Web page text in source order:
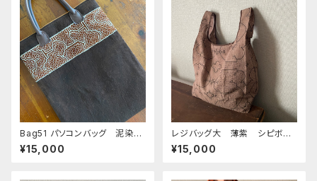
Bag51 パソコンバッグ 泥染め
茶地白刺繍本革持ち手 全面
草木染め 28x36cm シピボ族
¥15,000
レジバッグ大 薄紫 シピボ族
の泥染め 38cm
¥15,000